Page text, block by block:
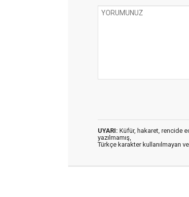
UYARI: Küfür, hakaret, rencide
yazılmamış,
Türkçe karakter kullanılmayan